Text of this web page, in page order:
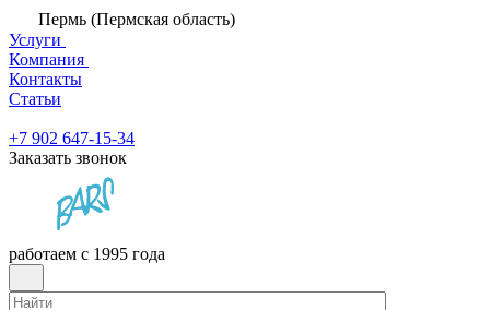
Пермь (Пермская область)
Услуги
Компания
Контакты
Статьи
+7 902 647-15-34
Заказать звонок
работаем с 1995 года